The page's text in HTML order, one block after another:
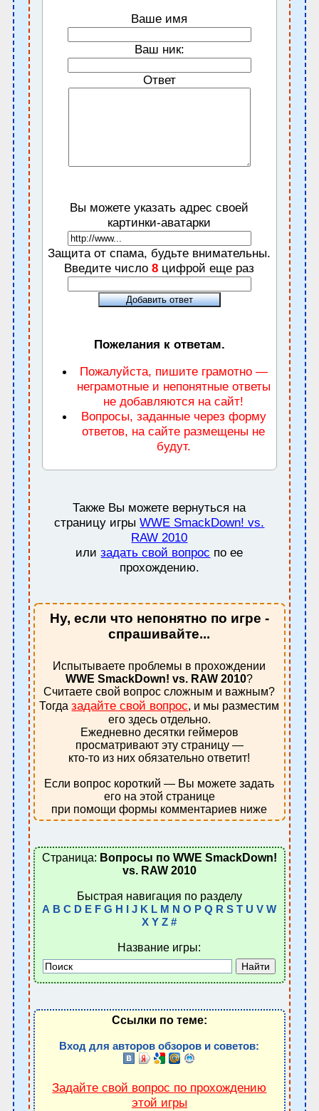
Ваше имя
Ваш ник:
Ответ
Вы можете указать адрес своей
картинки-аватарки
Защита от спама, будьте внимательны.
Введите число8 цифрой еще раз
Пожелания к ответам.
Пожалуйста, пишите грамотно —
неграмотные и непонятные ответы
не добавляются на сайт!
Вопросы, заданные через форму
ответов, на сайте размещены не
будут.
Также Вы можете вернуться на
страницу игрыWWE SmackDown! vs.
RAW 2010
илизадать свой вопрос по ее
прохождению.
Ну, если что непонятно по игре -
спрашивайте...
Испытываете проблемы в прохождении
WWE SmackDown! vs. RAW 2010?
Считаете свой вопрос сложным и важным?
Тогдазадайте свой вопрос, и мы разместим
его здесь отдельно.
Ежедневно десятки геймеров
просматривают эту страницу —
кто-то из них обязательно ответит!
Если вопрос короткий — Вы можете задать
его на этой странице
при помощи формы комментариев ниже
Страница: Вопросы по WWE SmackDown!
vs. RAW 2010
Быстрая навигация по разделу
A B C D E F G H J K L M N O P Q R S T U V W
X Y Z #
Название игры:
Ссылки по теме:
Вход для авторов обзоров и советов:
Задайте свой вопрос по прохождению
этой игры